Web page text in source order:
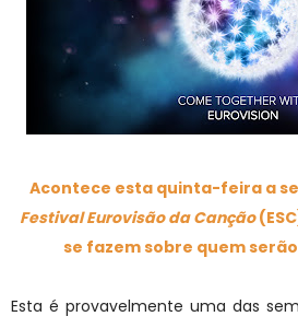
Acontece esta quinta-feira a
Festival Eurovisão da Canção
se fazem sobre quem
Esta é provavelmente uma das